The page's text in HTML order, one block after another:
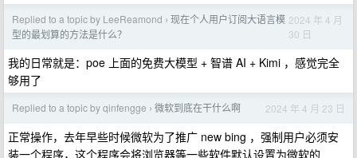
Replied to a topic by LeeReamond › 现在个人用户订阅大语言模
型的最划算的方法是什么？
2024 年 4 月
30 日
我的日常就是：poe 上面的免费大模型 + 智谱 AI + Kimi ，感觉完全
够用了
Replied to a topic by qinfengge › 微软到底在干什么啊 2024 年 4 月 23 日
正常操作，去年早些时候微软为了推广 new bing ，强制用户必须安
装一个程序，这个程序会将浏览器等一些软件默认设置为微软的